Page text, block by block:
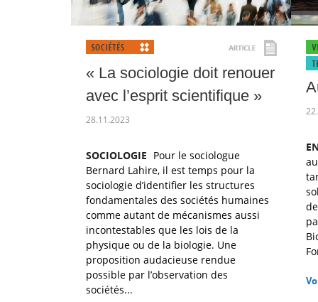
« La sociologie doit renouer
avec l’esprit scientifique »
28.11.2023
SOCIOLOGIE Pour le sociologue
Bernard Lahire, il est temps pour la
sociologie d’identifier les structures
fondamentales des sociétés humaines
comme autant de mécanismes aussi
incontestables que les lois de la
physique ou de la biologie. Une
proposition audacieuse rendue
possible par l’observation des
sociétés...